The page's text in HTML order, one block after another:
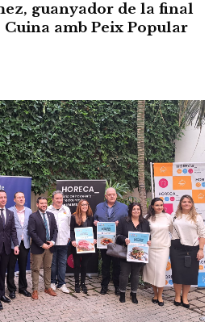
guanyador de la final
amb Peix Popular